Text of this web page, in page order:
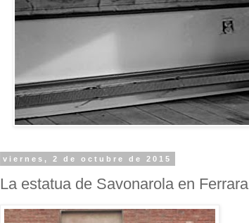
viernes, 2 de octubre de 2015
La estatua de Savonarola en Ferrara